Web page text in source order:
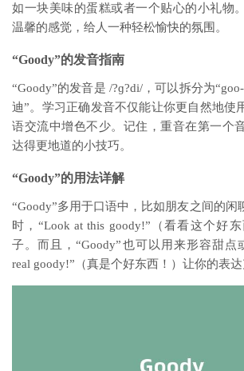
如一块美味的蛋糕或者一个贴心的小礼物
温馨的感觉，给人一种轻松愉快的氛围。
“Goody”的发音指南
“Goody”的发音是 /?ɡ?di/，可以拆分为
迪”。学习正确发音不仅能让你更自然地使
语交流中增色不少。记住，重音在第一个
达得更地道的小技巧。
“Goody”的用法详解
“Goody”多用于口语中，比如朋友之间的闲
时，“Look at this goody!”（看看这个好
子。而且，“Goody”也可以用来形容甜点
real goody!”（真是个好东西！）让你的表达